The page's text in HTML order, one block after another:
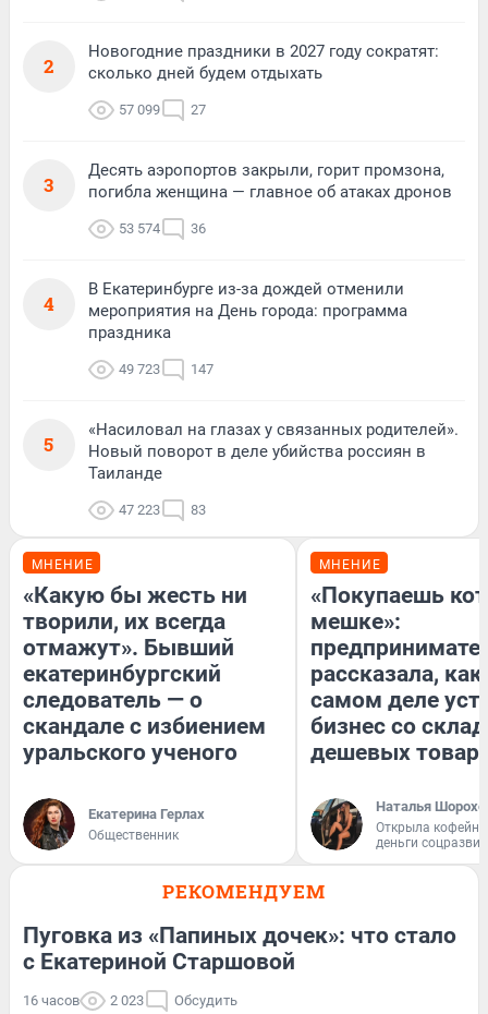
2
Новогодние праздники в 2027 году сократят:
сколько дней будем отдыхать
57 099 27
3
Десять аэропортов закрыли, горит промзона,
погибла женщина — главное об атаках дронов
53 574 36
4
В Екатеринбурге из-за дождей отменили
мероприятия на День города: программа
праздника
49 723 147
5
«Насиловал на глазах у связанных родителей».
Новый поворот в деле убийства россиян в
Таиланде
47 223 83
МНЕНИЕ
«Какую бы жесть ни
творили, их всегда
отмажут». Бывший
екатеринбургский
следователь — о
скандале с избиением
уральского ученого
Екатерина Герлах
Общественник
МНЕНИЕ
«Покупаешь
мешке»:
рассказала, как
самом деле
бизнес со
дешевых
Наталья
Открыла
деньги
РЕКОМЕНДУЕМ
Пуговка из «Папиных дочек»: что стало
с Екатериной Старшовой
16 часов 2 023 Обсудить